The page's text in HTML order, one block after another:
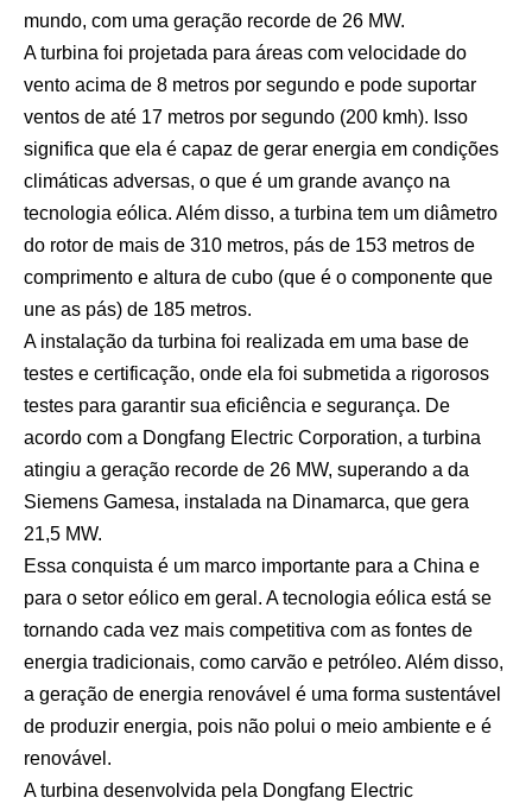
mundo, com uma geração recorde de 26 MW.
A turbina foi projetada para áreas com velocidade do
vento acima de 8 metros por segundo e pode suportar
ventos de até 17 metros por segundo (200 kmh). Isso
significa que ela é capaz de gerar energia em condições
climáticas adversas, o que é um grande avanço na
tecnologia eólica. Além disso, a turbina tem um diâmetro
do rotor de mais de 310 metros, pás de 153 metros de
comprimento e altura de cubo (que é o componente que
une as pás) de 185 metros.
A instalação da turbina foi realizada em uma base de
testes e certificação, onde ela foi submetida a rigorosos
testes para garantir sua eficiência e segurança. De
acordo com a Dongfang Electric Corporation, a turbina
atingiu a geração recorde de 26 MW, superando a da
Siemens Gamesa, instalada na Dinamarca, que gera
21,5 MW.
Essa conquista é um marco importante para a China e
para o setor eólico em geral. A tecnologia eólica está se
tornando cada vez mais competitiva com as fontes de
energia tradicionais, como carvão e petróleo. Além disso,
a geração de energia renovável é uma forma sustentável
de produzir energia, pois não polui o meio ambiente e é
renovável.
A turbina desenvolvida pela Dongfang Electric